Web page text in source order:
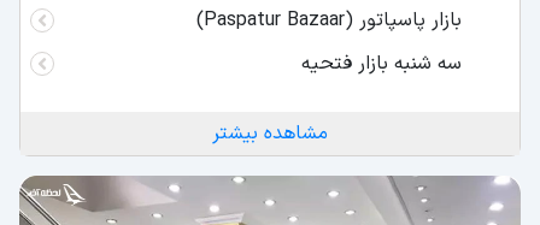
بازار پاسپاتور (Paspatur Bazaar)
سه شنبه بازار فتحیه
مشاهده بیشتر